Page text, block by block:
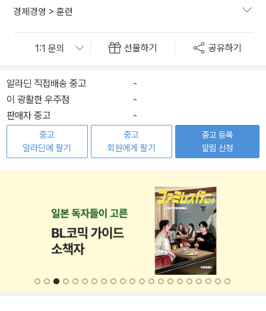
경제경영 > 훈련
선물하기 공유하기
알라딘 직접배송 중고
-
이 광활한 우주점
-
판매자 중고
-
중고
알라딘에 팔기
중고
회원에게 팔기
중고 등록
알림 신청